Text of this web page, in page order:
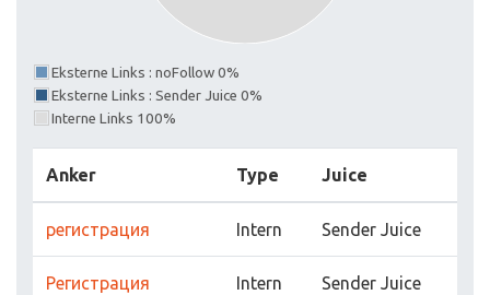
Eksterne Links : noFollow 0%
Eksterne Links : Sender Juice 0%
Interne Links 100%
Anker Type Juice
регистрация Intern Sender Juice
Регистрация Intern Sender Juice